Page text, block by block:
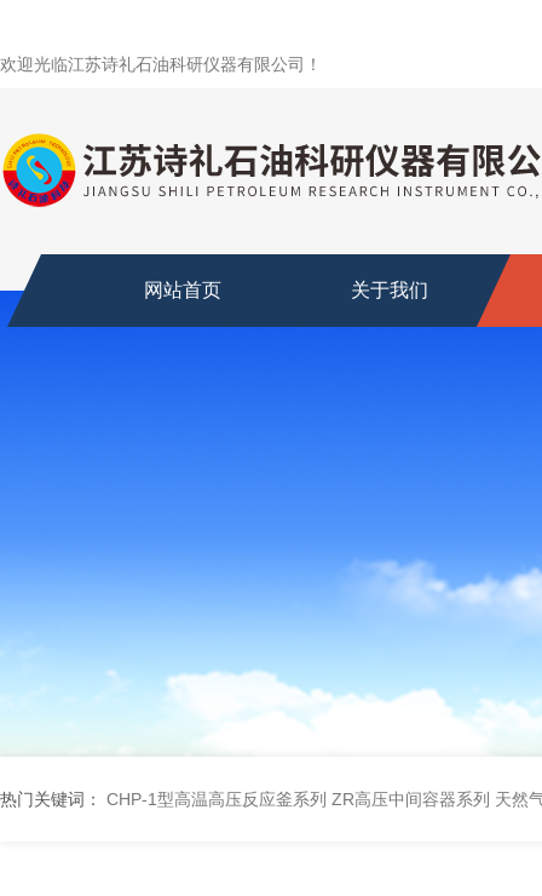
欢迎光临江苏诗礼石油科研仪器有限公司！
网站首页 关于我们
热门关键词： CHP-1型高温高压反应釜系列 ZR高压中间容器系列 天然